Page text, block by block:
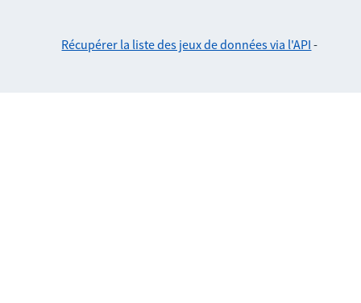
Récupérer la liste des jeux de données via l'API -